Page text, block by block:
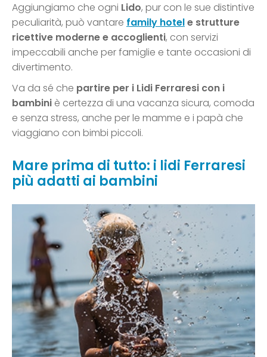
Aggiungiamo che ogni Lido, pur con le sue distintive
peculiarità, può vantare family hotele strutture
ricettive moderne e accoglienti, con servizi
impeccabili anche per famiglie e tante occasioni di
divertimento.
Va da sé che partire per i Lidi Ferraresi con i
bambini è certezza di una vacanza sicura, comoda
e senza stress, anche per le mamme e i papà che
viaggiano con bimbi piccoli.
Mare prima di tutto: i lidi Ferraresi
più adatti ai bambini